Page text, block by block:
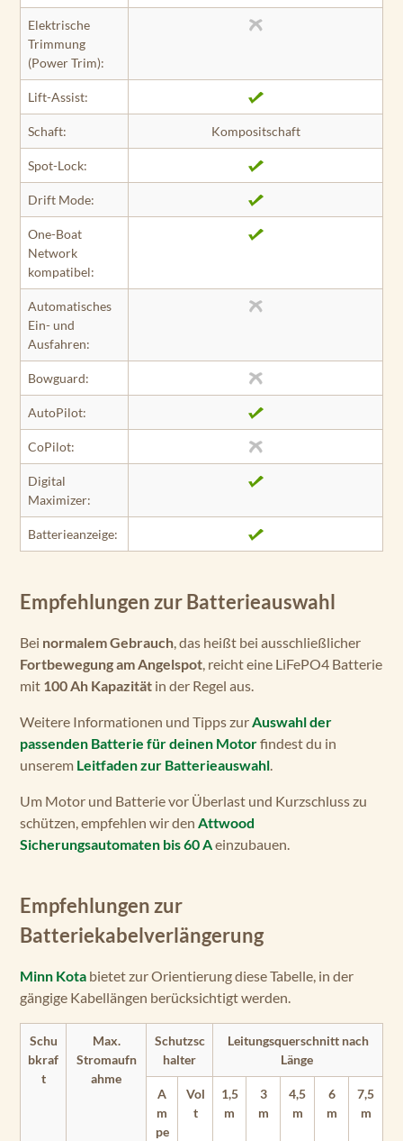
Elektrische
Trimmung
(Power Trim):
Lift-Assist:
Schaft: Kompositschaft
Spot-Lock:
Drift Mode:
One-Boat
Network
kompatibel:
Automatisches
Ein- und
Ausfahren:
Bowguard:
AutoPilot:
CoPilot:
Digital
Maximizer:
Batterieanzeige:
Empfehlungen zur Batterieauswahl
Bei normalem Gebrauch, das heißt bei ausschließlicher
Fortbewegung am Angelspot, reicht eine LiFePO4 Batterie
mit 100 Ah Kapazität in der Regel aus.
Weitere Informationen und Tipps zurAuswahl der
passenden Batterie für deinen Motorfindest du in
unserem Leitfaden zur Batterieauswahl.
Um Motor und Batterie vor Überlast und Kurzschluss zu
schützen, empfehlen wir den Attwood
Sicherungsautomaten bis 60 Aeinzubauen.
Empfehlungen zur
Batteriekabelverlängerung
Minn Kota bietet zur Orientierung diese Tabelle, in der
gängige Kabellängen berücksichtigt werden.
Schu
bkraf
t
Max.
Stromaufn
ahme
Schutzsc
halter
Leitungsquerschnitt nach
Länge
A
m
pe
Vol
t
1,5
m
3
m
4,5
m
6
m
7,5
m